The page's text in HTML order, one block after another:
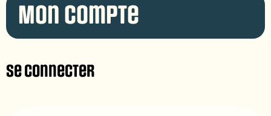
Mon compte
Se connecter